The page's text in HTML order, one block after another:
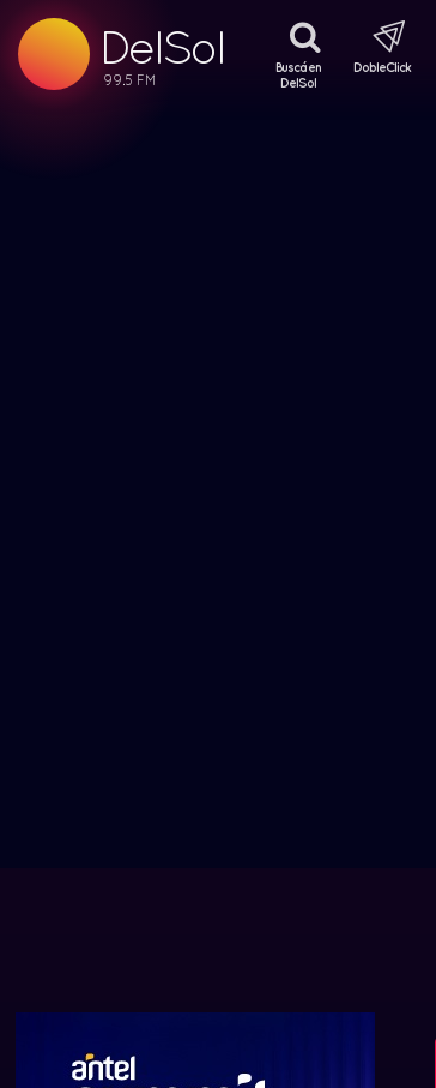
DelSol
99.5 FM
99.5 FM
99.5 FM
Buscá en
DelSol
DobleClick